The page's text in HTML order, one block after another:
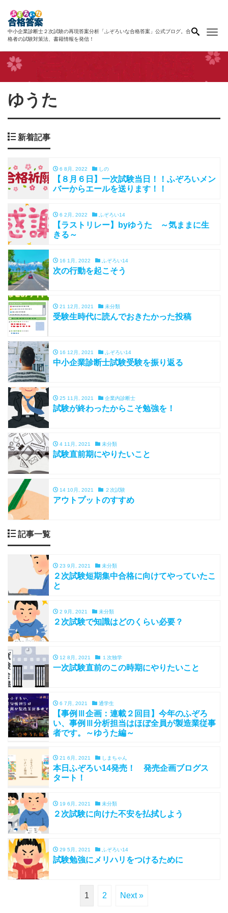
中小企業診断士２次試験の再現答案分析「ふぞろいな合格答案」公式ブログ。合
格者の試験対策法、書籍情報を発信！
ゆうた
新着記事
6 8月, 2022 しの
【８月６日】一次試験当日！！ふぞろいメン
バーからエールを送ります！！
6 2月, 2022 ふぞろい14
【ラストリレー】byゆうた ～気ままに生
きる～
16 1月, 2022 ふぞろい14
次の行動を起こそう
21 12月, 2021 未分類
受験生時代に読んでおきたかった投稿
16 12月, 2021 ふぞろい14
中小企業診断士試験受験を振り返る
25 11月, 2021 企業内診断士
試験が終わったからこそ勉強を！
4 11月, 2021 未分類
試験直前期にやりたいこと
14 10月, 2021 ２次試験
アウトプットのすすめ
記事一覧
23 9月, 2021 未分類
２次試験短期集中合格に向けてやっていたこ
と
2 9月, 2021 未分類
２次試験で知識はどのくらい必要？
12 8月, 2021 １次独学
一次試験直前のこの時期にやりたいこと
6 7月, 2021 通学生
【事例Ⅲ企画：連載２回目】今年のふぞろ
い、事例Ⅲ分析担当はほぼ全員が製造業従事
者です。～ゆうた編～
21 6月, 2021 しまちゃん
本日ふぞろい14発売！ 発売企画ブログス
タート！
19 6月, 2021 未分類
２次試験に向けた不安を払拭しよう
29 5月, 2021 ふぞろい14
試験勉強にメリハリをつけるために
1 2 Next »